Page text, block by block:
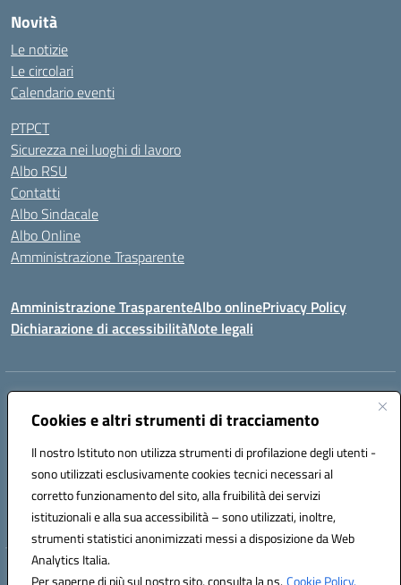
Cookies e altri strumenti di tracciamento
Il nostro Istituto non utilizza strumenti di profilazione degli utenti -
sono utilizzati esclusivamente cookies tecnici necessari al
corretto funzionamento del sito, alla fruibilità dei servizi
istituzionali e alla sua accessibilità – sono utilizzati, inoltre,
strumenti statistici anonimizzati messi a disposizione da Web
Analytics Italia.
Per saperne di più sul nostro sito, consulta la ns. Cookie Policy.
Novità
Le notizie
Le circolari
Calendario eventi
PTPCT
Sicurezza nei luoghi di lavoro
Albo RSU
Contatti
Albo Sindacale
Albo Online
Amministrazione Trasparente
Amministrazione TrasparenteAlbo onlinePrivacy Policy
Dichiarazione di accessibilitàNote legali
Centralino:
Posta elettronica certificata (PEC):tpis02200a@pec.istruzione.it
Codice fiscale: 93066580817
Codice meccanografico:TPIS02200A
VIA CESARÒ, 36 - 91016 ERICE - CASA SANTA (TP)
Telefono: 0923569559
Hosting & Powered by 3D Solution S.r.l.